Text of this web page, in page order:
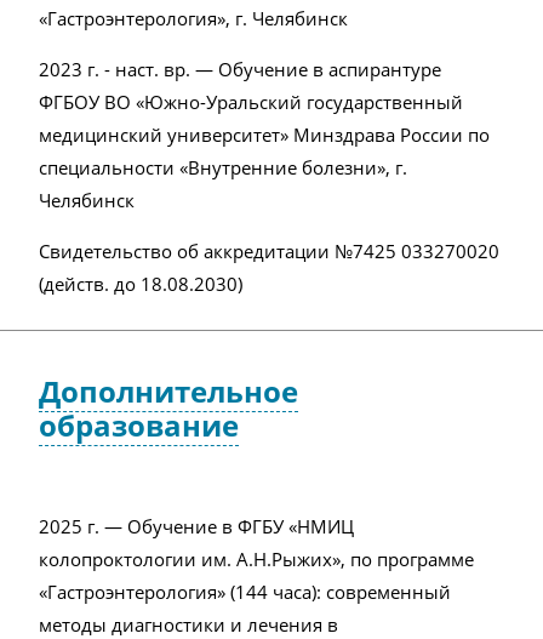
«Гастроэнтерология», г. Челябинск
2023 г. - наст. вр. — Обучение в аспирантуре
ФГБОУ ВО «Южно-Уральский государственный
медицинский университет» Минздрава России по
специальности «Внутренние болезни», г.
Челябинск
Свидетельство об аккредитации №7425 033270020
(действ. до 18.08.2030)
Дополнительное
образование
2025 г. — Обучение в ФГБУ «НМИЦ
колопроктологии им. А.Н.Рыжих», по программе
«Гастроэнтерология» (144 часа): современный
методы диагностики и лечения в